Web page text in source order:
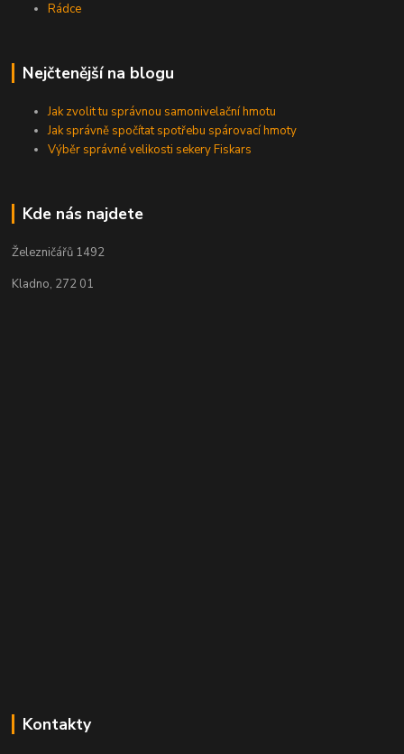
Rádce
Nejčtenější na blogu
Jak zvolit tu správnou samonivelační hmotu
Jak správně spočítat spotřebu spárovací hmoty
Výběr správné velikosti sekery Fiskars
Kde nás najdete
Železničářů 1492
Kladno, 272 01
Kontakty